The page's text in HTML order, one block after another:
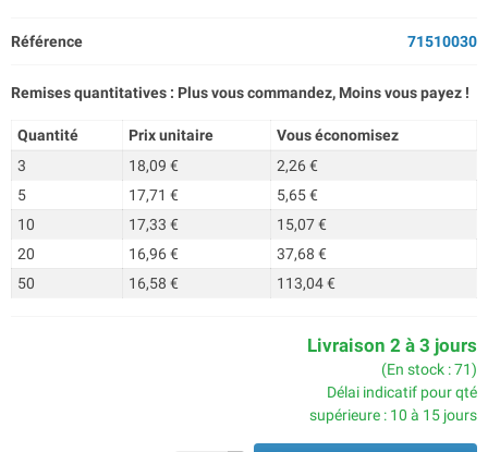
Référence 71510030
Remises quantitatives : Plus vous commandez, Moins vous payez !
Quantité Prix unitaire
Vous économisez
3
18,09 €
2,26 €
5
17,71 €
5,65 €
10
17,33 €
15,07 €
20
16,96 €
37,68 €
50
16,58 € 113,04 €
Livraison 2 à 3 jours
(En stock : 71)
Délai indicatif pour qté
supérieure : 10 à 15 jours